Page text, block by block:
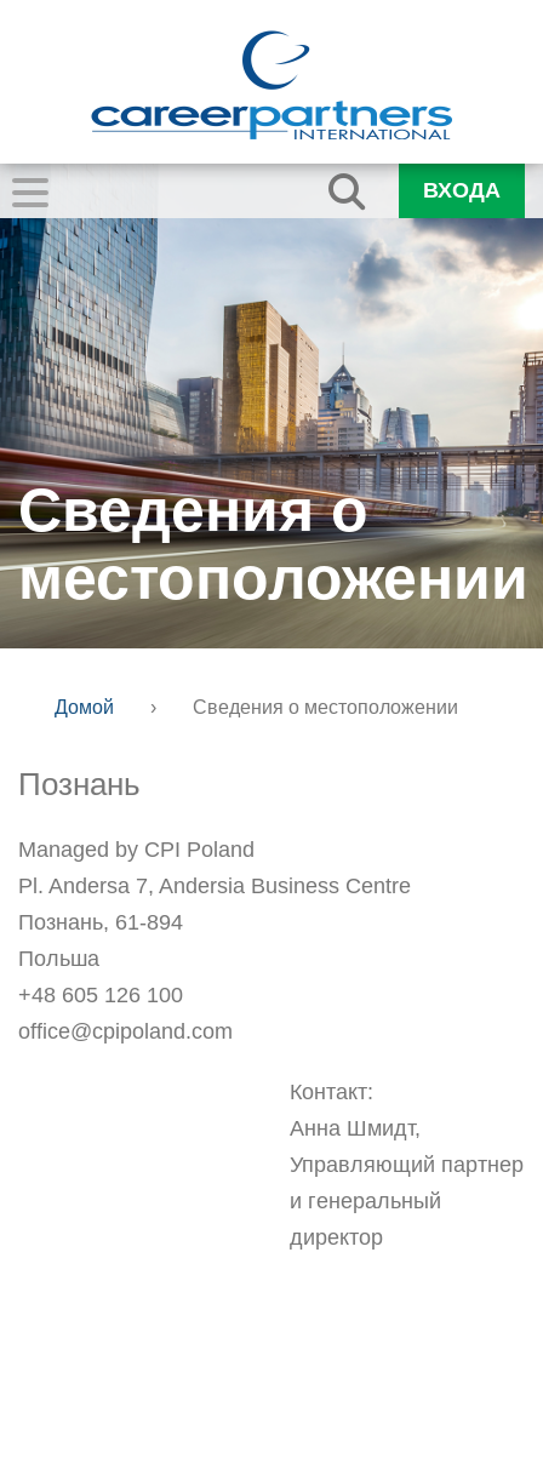
ВХОДА
Сведения о
местоположении
Домой › Сведения о местоположении
Познань
Managed by CPI Poland
Pl. Andersa 7, Andersia Business Centre
Познань, 61-894
Польша
+48 605 126 100
office@cpipoland.com
Контакт:
Анна Шмидт,
Управляющий партнер
и генеральный
директор